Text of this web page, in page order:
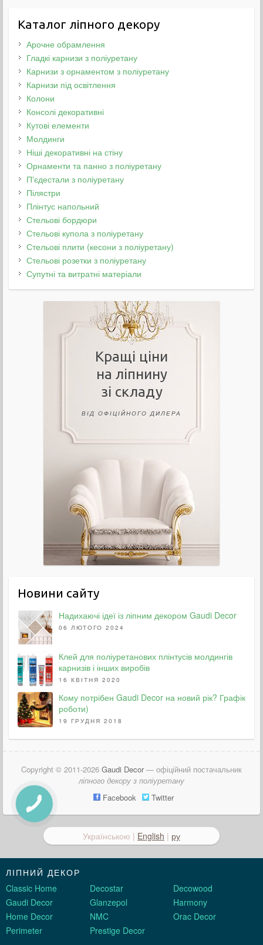
Каталог ліпного декору
Арочне обрамлення
Гладкі карнизи з поліуретану
Карнизи з орнаментом з поліуретану
Карнизи під освітлення
Колони
Консолі декоративні
Кутові елементи
Молдинги
Ніші декоративні на стіну
Орнаменти та панно з поліуретану
П'єдестали з поліуретану
Пілястри
Плінтус напольний
Стельові бордюри
Стельові купола з поліуретану
Стельові плити (кесони з поліуретану)
Стельові розетки з поліуретану
Супутні та витратні матеріали
Кращі ціни
на ліпнину
зі складу
ВІД ОФІЦІЙНОГО ДИЛЕРА
Новини сайту
Надихаючі ідеї із ліпним декором Gaudi Decor
06 ЛЮТОГО 2024
Клей для поліуретанових плінтусів молдингів
карнизів і інших виробів
16 КВІТНЯ 2020
Кому потрібен Gaudi Decor на новий рік? Графік
роботи)
19 ГРУДНЯ 2018
Copyright © 2011-2026 Gaudi Decor— офіційний постачальник
ліпного декору з поліуретану
Facebook
Twitter
Українською | English | ру
ЛІПНИЙ ДЕКОР
Classic Home
Decostar
Decowood
Gaudi Decor
Glanzepol
Harmony
Home Decor
NMC
Orac Decor
Perimeter
Prestige Decor